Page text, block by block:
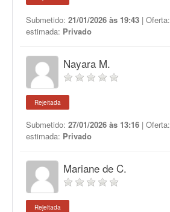
Submetido: 21/01/2026 às 19:43 | Oferta:
estimada: Privado
Nayara M.
Rejeitada
Submetido: 27/01/2026 às 13:16 | Oferta:
estimada: Privado
Mariane de C.
Rejeitada